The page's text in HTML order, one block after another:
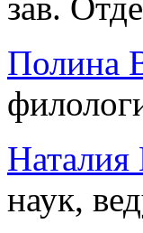
Полина
наук,